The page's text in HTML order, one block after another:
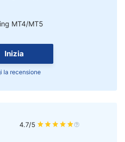
Inizia
la recensione
MT4/MT5
4.7/5